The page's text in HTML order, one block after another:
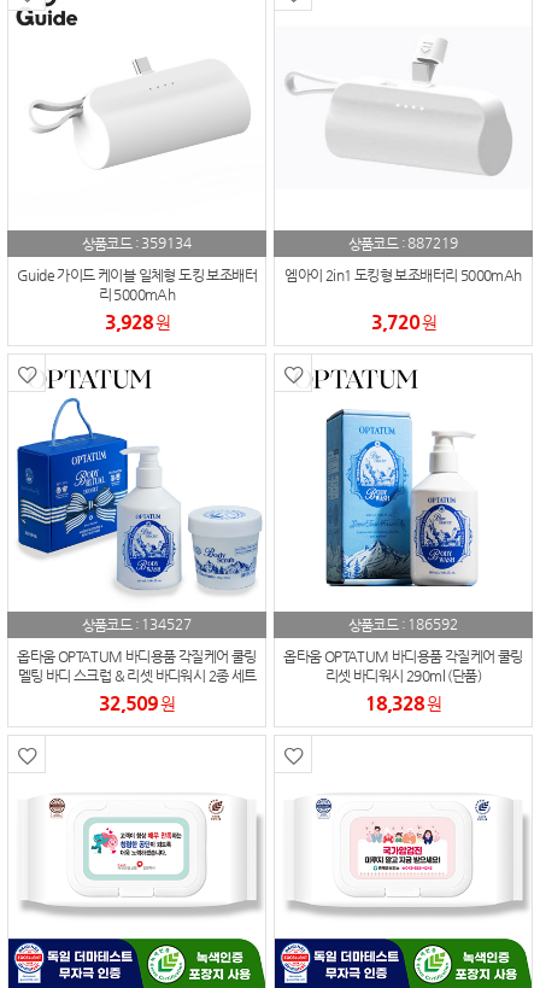
상품코드 : 359134
Guide 가이드 케이블 일체형 도킹 보조배터
리 5000mAh
3,928원
상품코드 :887219
엠아이 2in1 도킹형 보조배터리 5000mAh
3,720원
상품코드 : 134527
옵타움 OPTATUM 바디용품 각질케어 쿨링
멜팅 바디 스크럽 & 리셋 바디워시 2종 세트
32,509원
상품코드 : 186592
옵타움 OPTATUM 바디용품 각질케어 쿨링
리셋 바디워시 290ml (단품)
18,328원